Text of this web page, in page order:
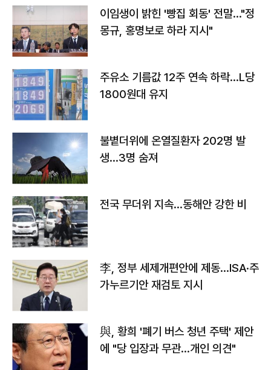
이임생이 밝힌 '빵집 회동' 전말…"정
몽규, 홍명보로 하라 지시"
주유소 기름값 12주 연속 하락…L당
1800원대 유지
불볕더위에 온열질환자 202명 발
생…3명 숨져
전국 무더위 지속…동해안 강한 비
李, 정부 세제개편안에 제동…ISA·주
가누르기안 재검토 지시
與, 황희 '폐기 버스 청년 주택' 제안
에 "당 입장과 무관…개인 의견"